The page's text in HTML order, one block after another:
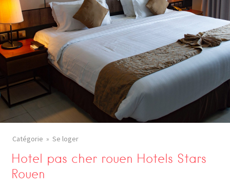
Catégorie Se loger
Hotel pas cher rouen Hotels Stars
Rouen